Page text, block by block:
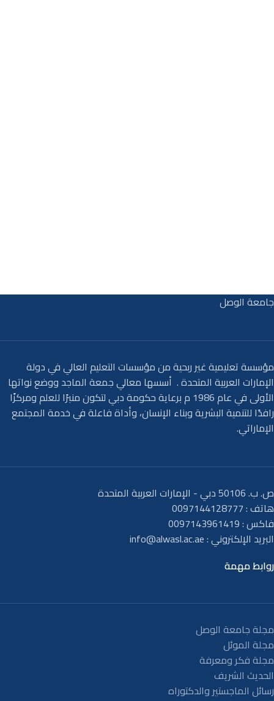
جامعة الوصل
مؤسسة تعليمية غير ربحية من مؤسسات التعليم العالي في دولة
الإمارات العربية المتحدة . أسسها معالي جمعة الماجد ووضع نواتها
الأولى في عام 1986 م برعاية حكومة دبي لتكون منبرًا للعلم ومركزًا
رافدًا للتنمية البشرية وبناء الإنسان، وأداة فاعلة في خدمة المجتمع
الإماراتي.
ص. ب. 50106 دبي - الإمارات العربية المتحدة
هاتف : 0097144128777
فاكس : 0097143961419
البريد الإلكتروني :info@alwasl.ac.ae
روابط مهمة
مجلة جامعة الوصل
مجلة الموئل
مجلة فكر ومعرفة
الحديث الشريف
رسائل الماجستير والدكتوراه